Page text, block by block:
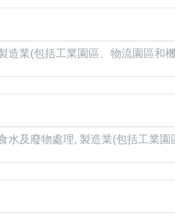
造業(包括工業園區、物流園區和
水及廢物處理, 製造業(包括工業